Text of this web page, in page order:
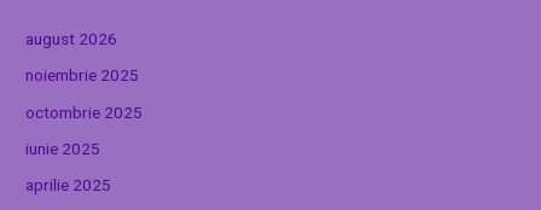
august 2026
noiembrie 2025
octombrie 2025
iunie 2025
aprilie 2025